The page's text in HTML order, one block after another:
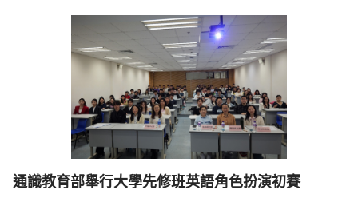
通識教育部舉行大學先修班英語角色扮演初賽